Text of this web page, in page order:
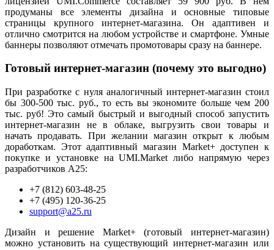
продуманы все элементы дизайна и основные типовые
страницы крупного интернет-магазина. Он адаптивен и
отлично смотрится на любом устройстве и смартфоне. Умные
баннеры позволяют отмечать промотовары сразу на баннере.
Готовый интернет-магазин (почему это выгодно)
При разработке с нуля аналогичный интернет-магазин стоил
бы 300-500 тыс. руб., то есть вы экономите больше чем 200
тыс. руб!Это самый быстрый и выгодный способ запустить
интернет-магазин не в облаке, выгрузить свои товары и
начать продавать. При желании магазин открыт к любым
доработкам. Этот адаптивный магазин Market+ доступен к
покупке и установке на UMI.Market либо напрямую через
разработчиков А25:
+7 (812) 603-48-25
+7 (495) 120-36-25
support@a25.ru
Дизайн и решение Market+ (готовый интернет-магазин)
можно установить на существующий интернет-магазин или